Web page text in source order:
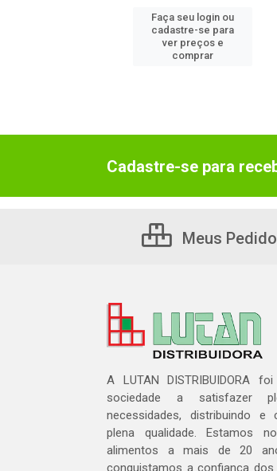
Faça seu login ou
cadastre-se para
ver preços e
comprar
Cadastre-se para
Meus
A LUTAN DISTRIBUIDORA
sociedade a satisfazer
necessidades, distribuindo e
plena qualidade. Estamos
alimentos a mais de 20
conquistamos a confiança